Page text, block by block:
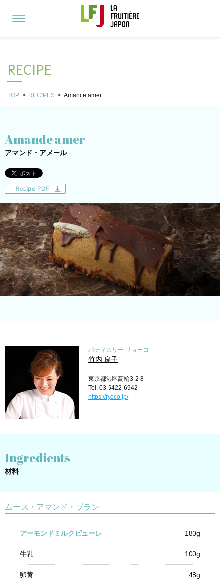
RECIPE
TOP > RECIPES > Amande amer
Amande amer
アマンド・アメール
パティスリー リョーコ
竹内 良子
東京都港区高輪3-2-8
Tel. 03-5422-6942
https://ryoco.jp/
Ingredients
材料
ムース・アマンド・ブラン
アーモンドミルクピューレ 180g
牛乳 100g
卵黄 48g